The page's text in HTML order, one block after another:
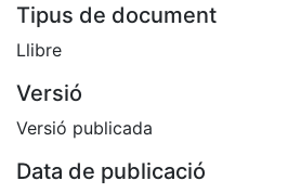
Tipus de document
Llibre
Versió
Versió publicada
Data de publicació